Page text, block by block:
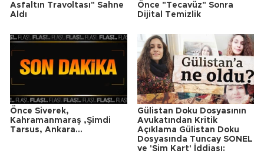
Asfaltın Travoltası" Sahne
Aldı
Önce "Tecavüz" Sonra
Dijital Temizlik
Önce Siverek,
Kahramanmaraş ,Şimdi
Tarsus, Ankara...
Gülistan Doku Dosyasının
Avukatından Kritik
Açıklama Gülistan Doku
Dosyasında Tuncay SONEL
ve 'Sim Kart' İddiası: